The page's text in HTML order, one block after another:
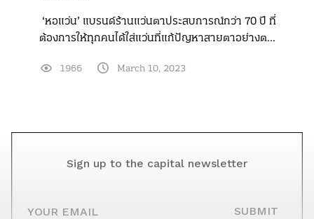
‘หอแว่น’ แบรนด์ร้านแว่นตาประสบการณ์กว่า 70 ปี ที่
ต้องการให้ทุกคนได้ใส่แว่นที่แก้ปัญหาสายตาอย่างต...
1966 March 10, 2023
Sign up to the capital newsletter
SUBMIT